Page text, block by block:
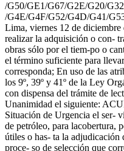
/G50/GE1/G67/G2E/G20/
/G4E/G4F/G52/G4D/G41/
Lima, viernes 12 de diciembre
realizar la adquisición o con-
obras sólo por el tiem-po o
el término suficiente para
corresponda; En uso de las
los 9º, 39º y 41º de la Ley
con dispensa del trámite de
Unanimidad el siguiente:
Situación de Urgencia el ser-
de petróleo, para lacobertura,
útiles o has- ta la
proce- so de selección que